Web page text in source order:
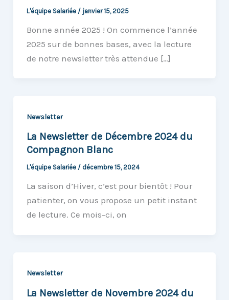
L'équipe Salariée / janvier 15, 2025
Bonne année 2025 ! On commence l’année
2025 sur de bonnes bases, avec la lecture
de notre newsletter très attendue […]
Newsletter
La Newsletter de Décembre 2024 du
Compagnon Blanc
L'équipe Salariée / décembre 15, 2024
La saison d’Hiver, c’est pour bientôt ! Pour
patienter, on vous propose un petit instant
de lecture. Ce mois-ci, on
Newsletter
La Newsletter de Novembre 2024 du